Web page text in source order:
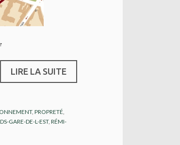
LIRE LA SUITE
,PROPRETÉ,
GARE-DE-L-EST, RÉMI-